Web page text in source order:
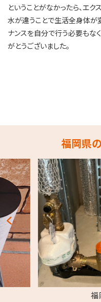
ということがなかったら、エク
水が違うことで生活全身体が
ナンスを自分で行う必要もな
がとうございました。
福岡県
福